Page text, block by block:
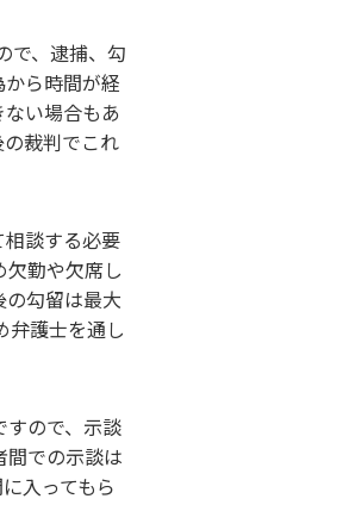
で、逮捕、勾
ら時間が経
い場合もあ
裁判でこれ
談する必要
勤や欠席し
勾留は最大
弁護士を通し
すので、示談
間での示談は
入ってもら